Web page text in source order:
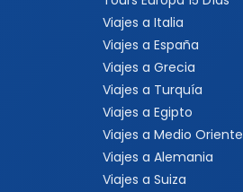
Viajes a Italia
Viajes a España
Viajes a Grecia
Viajes a Turquía
Viajes a Egipto
Viajes a Medio Oriente
Viajes a Alemania
Viajes a Suiza